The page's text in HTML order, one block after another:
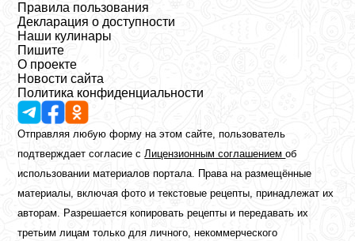
Правила пользования
Декларация о доступности
Наши кулинары
Пишите
О проекте
Новости сайта
Политика конфиденциальности
Отправляя любую форму на этом сайте, пользователь
подтверждает согласие сЛицензионным соглашениемоб
использовании материалов портала. Права на размещённые
материалы, включая фото и текстовые рецепты, принадлежат их
авторам. Разрешается копировать рецепты и передавать их
третьим лицам только для личного, некоммерческого